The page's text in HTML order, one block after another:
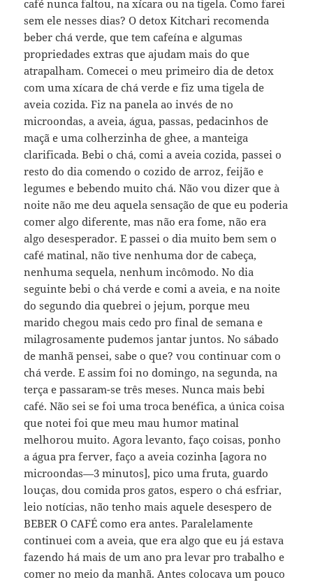
café nunca faltou, na xícara ou na tigela. Como farei
sem ele nesses dias? O detox Kitchari recomenda
beber chá verde, que tem cafeína e algumas
propriedades extras que ajudam mais do que
atrapalham. Comecei o meu primeiro dia de detox
com uma xícara de chá verde e fiz uma tigela de
aveia cozida. Fiz na panela ao invés de no
microondas, a aveia, água, passas, pedacinhos de
maçã e uma colherzinha de ghee, a manteiga
clarificada. Bebi o chá, comi a aveia cozida, passei o
resto do dia comendo o cozido de arroz, feijão e
legumes e bebendo muito chá. Não vou dizer que à
noite não me deu aquela sensação de que eu poderia
comer algo diferente, mas não era fome, não era
algo desesperador. E passei o dia muito bem sem o
café matinal, não tive nenhuma dor de cabeça,
nenhuma sequela, nenhum incômodo. No dia
seguinte bebi o chá verde e comi a aveia, e na noite
do segundo dia quebrei o jejum, porque meu
marido chegou mais cedo pro final de semana e
milagrosamente pudemos jantar juntos. No sábado
de manhã pensei, sabe o que? vou continuar com o
chá verde. E assim foi no domingo, na segunda, na
terça e passaram-se três meses. Nunca mais bebi
café. Não sei se foi uma troca benéfica, a única coisa
que notei foi que meu mau humor matinal
melhorou muito. Agora levanto, faço coisas, ponho
a água pra ferver, faço a aveia cozinha [agora no
microondas—3 minutos], pico uma fruta, guardo
louças, dou comida pros gatos, espero o chá esfriar,
leio notícias, não tenho mais aquele desespero de
BEBER O CAFÉ como era antes. Paralelamente
continuei com a aveia, que era algo que eu já estava
fazendo há mais de um ano pra levar pro trabalho e
comer no meio da manhã. Antes colocava um pouco